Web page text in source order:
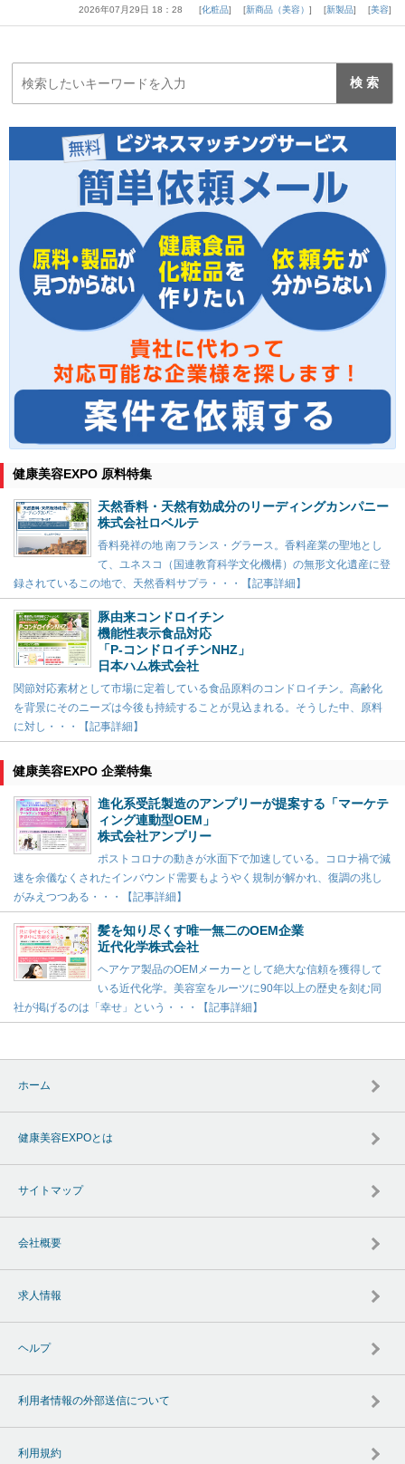
2026年07月29日 18：28 化粧品 新商品（美容） 新製品 美容
健康美容EXPO 原料特集
天然香料・天然有効成分のリーディングカンパニー
株式会社ロベルテ
香料発祥の地 南フランス・グラース。香料産業の聖地とし
て、ユネスコ（国連教育科学文化機構）の無形文化遺産に登
録されているこの地で、天然香料サプラ・・・【記事詳細】
豚由来コンドロイチン
機能性表示食品対応
「P-コンドロイチンNHZ」
日本ハム株式会社
関節対応素材として市場に定着している食品原料のコンドロイチン。高齢化
を背景にそのニーズは今後も持続することが見込まれる。そうした中、原料
に対し・・・【記事詳細】
健康美容EXPO 企業特集
進化系受託製造のアンプリーが提案する「マーケテ
ィング連動型OEM」
株式会社アンプリー
ポストコロナの動きが水面下で加速している。コロナ禍で減
速を余儀なくされたインバウンド需要もようやく規制が解かれ、復調の兆し
がみえつつある・・・【記事詳細】
髪を知り尽くす唯一無二のOEM企業
近代化学株式会社
ヘアケア製品のOEMメーカーとして絶大な信頼を獲得して
いる近代化学。美容室をルーツに90年以上の歴史を刻む同
社が掲げるのは「幸せ」という・・・【記事詳細】
ホーム
健康美容EXPOとは
サイトマップ
会社概要
求人情報
ヘルプ
利用者情報の外部送信について
利用規約